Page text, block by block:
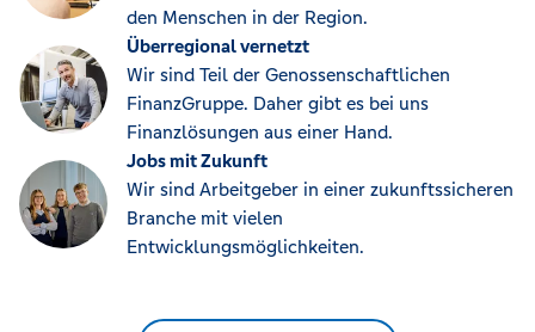
den Menschen in der Region.
Überregional vernetzt
Wir sind Teil der Genossenschaftlichen
FinanzGruppe. Daher gibt es bei uns
Finanzlösungen aus einer Hand.
Jobs mit Zukunft
Wir sind Arbeitgeber in einer zukunftssicheren
Branche mit vielen
Entwicklungsmöglichkeiten.